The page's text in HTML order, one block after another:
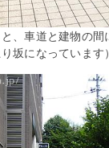
、車道と建物の間
坂になっています